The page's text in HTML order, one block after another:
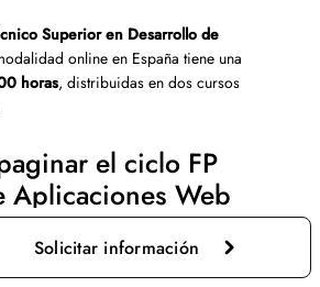
Superior en Desarrollo de
online en España tiene una
horas, distribuidas en dos cursos
el ciclo FP
Aplicaciones Web
trabajo o estudios
Solicitar información